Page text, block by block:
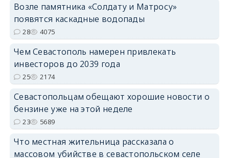
Возле памятника «Солдату и Матросу»
появятся каскадные водопады
28 4075
Чем Севастополь намерен привлекать
инвесторов до 2039 года
25 2174
Севастопольцам обещают хорошие новости о
бензине уже на этой неделе
23 5689
Что местная жительница рассказала о
массовом убийстве в севастопольском селе